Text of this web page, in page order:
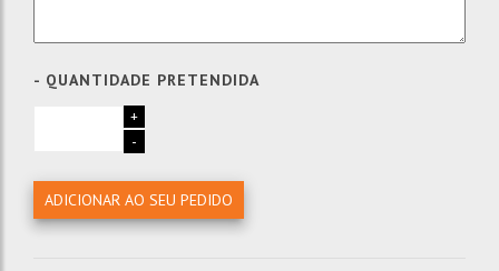
- QUANTIDADE PRETENDIDA
+
-
ADICIONAR AO SEU PEDIDO